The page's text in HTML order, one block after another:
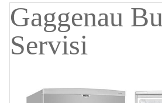
Gaggenau
Servisi